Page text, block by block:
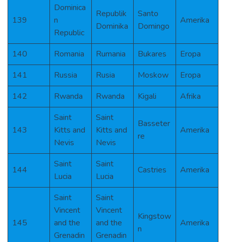
139
Dominica
n
Republic
Republik
Dominika
Santo
Domingo
Amerika
140 Romania Rumania Bukares
Eropa
141
Russia Rusia Moskow
Eropa
142
Rwanda Rwanda Kigali Afrika
143
Saint
Kitts and
Nevis
Saint
Kitts and
Nevis
Basseter
re
Amerika
144
Saint
Lucia
Saint
Lucia
Castries Amerika
145
Saint
Vincent
and the
Grenadin
Saint
Vincent
and the
Grenadin
Kingstow
n
Amerika